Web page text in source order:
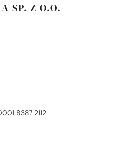
SP. Z O.O.
8387 2112